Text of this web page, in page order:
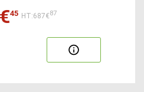
45 HT:687€87